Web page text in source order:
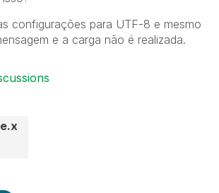
configurações para UTF-8 e mesmo
e a carga não é realizada.